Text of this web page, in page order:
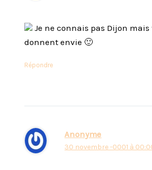
Je ne connais pas Dijon mais
donnent envie 🙂
Répondre
Anonyme
30 novembre -0001 à